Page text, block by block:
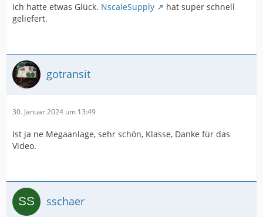
Ich hatte etwas Glück. NscaleSupply
hat super schnell
geliefert.
gotransit
30. Januar 2024 um 13:49
Ist ja ne Megaanlage, sehr schön, Klasse, Danke für das
Video.
sschaer